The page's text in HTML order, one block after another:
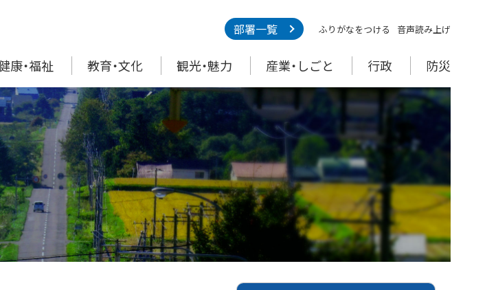
部署一覧 ふりがなをつける 音声読み上げ
康・福祉 教育・文化 観光・魅力 産業・しごと 行政 防災